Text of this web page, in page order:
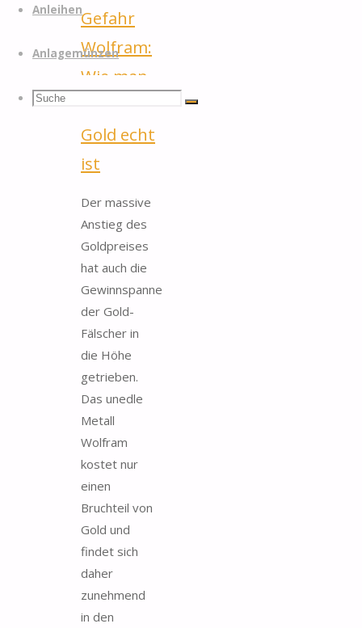
Anleihen
Anlagemünzen
Suche
Suchen
Suche
Gefahr
Wolfram:
Wie man
Gold echt
ist
Der massive
Anstieg des
Goldpreises
hat auch die
Gewinnspanne
der Gold-
Fälscher in
die Höhe
getrieben.
Das unedle
Metall
Wolfram
kostet nur
einen
Bruchteil von
Gold und
findet sich
daher
zunehmend
in den